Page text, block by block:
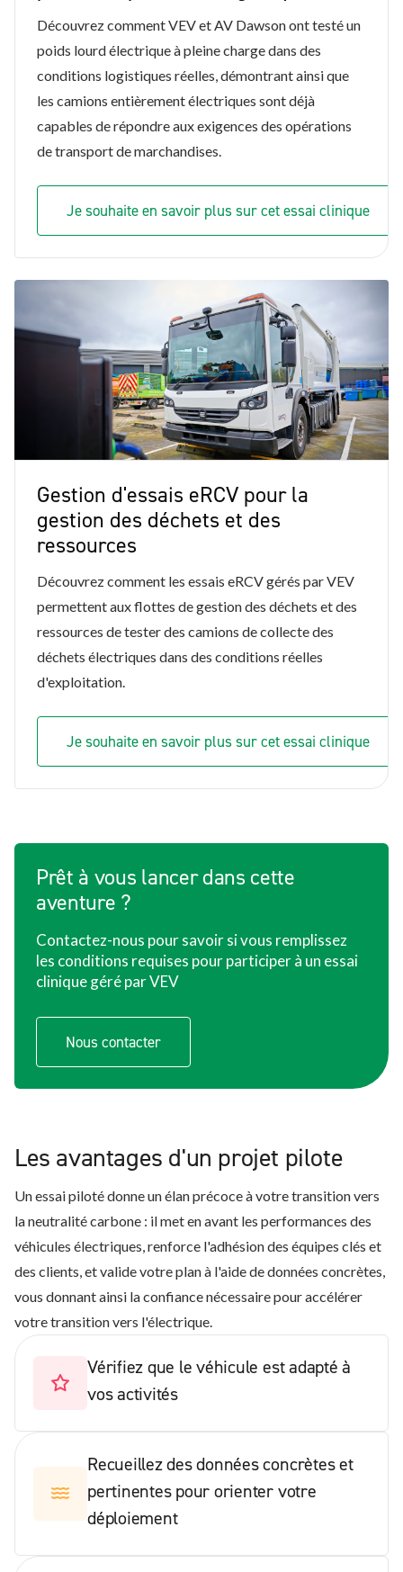
Découvrez comment VEV et AV Dawson ont testé un
poids lourd électrique à pleine charge dans des
conditions logistiques réelles, démontrant ainsi que
les camions entièrement électriques sont déjà
capables de répondre aux exigences des opérations
de transport de marchandises.
Je souhaite en savoir plus sur cet essai clinique
Gestion d'essais eRCV pour la
gestion des déchets et des
ressources
Découvrez comment les essais eRCV gérés par VEV
permettent aux flottes de gestion des déchets et des
ressources de tester des camions de collecte des
déchets électriques dans des conditions réelles
d'exploitation.
Je souhaite en savoir plus sur cet essai clinique
Prêt à vous lancer dans cette
aventure ?
Contactez-nous pour savoir si vous remplissez
les conditions requises pour participer à un essai
clinique géré par VEV
Nous contacter
Les avantages d'un projet pilote
Un essai piloté donne un élan précoce à votre transition vers
la neutralité carbone : il met en avant les performances des
véhicules électriques, renforce l'adhésion des équipes clés et
des clients, et valide votre plan à l'aide de données concrètes,
vous donnant ainsi la confiance nécessaire pour accélérer
votre transition vers l'électrique.
Vérifiez que le véhicule est adapté à
vos activités
Recueillez des données concrètes et
pertinentes pour orienter votre
déploiement